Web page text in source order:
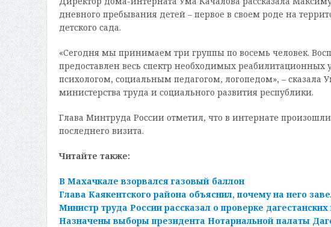
дневного пребывания детей – первое в своем роде на
детского сада.
«Сегодня мы принимаем три группы по восемь человек.
предоставлен весь спектр необходимых реабилитационных
психологом, социальным педагогом, логопедом», – сказала
министерства труда и социального развития республики.
Глава Минтруда России отметил, что в интернате
последнего визита.
Читайте также:
В Махачкале взорвался газовый баллон
Глава Каякентского района объяснил, почему на него
Министр труда России рассказал о проверке
Назначены выборы президента Нотариальной палаты